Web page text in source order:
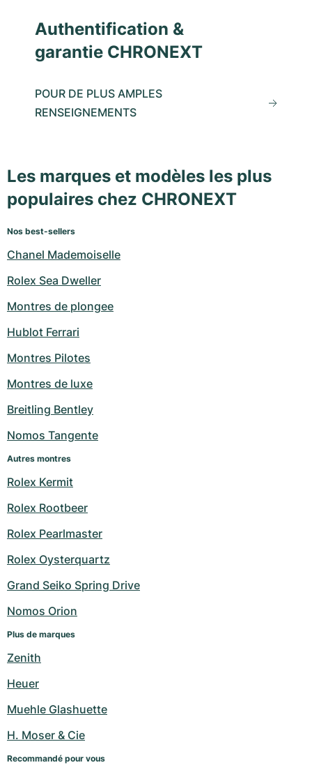
Authentification &
garantie CHRONEXT
POUR DE PLUS AMPLES
RENSEIGNEMENTS
Les marques et modèles les plus
populaires chez CHRONEXT
Nos best-sellers
Chanel Mademoiselle
Rolex Sea Dweller
Montres de plongee
Hublot Ferrari
Montres Pilotes
Montres de luxe
Breitling Bentley
Nomos Tangente
Autres montres
Rolex Kermit
Rolex Rootbeer
Rolex Pearlmaster
Rolex Oysterquartz
Grand Seiko Spring Drive
Nomos Orion
Plus de marques
Zenith
Heuer
Muehle Glashuette
H. Moser & Cie
Recommandé pour vous